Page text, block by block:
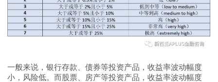
一般来说，银行存款、债券等投资产品，收益率波动幅度
小，风险低。而股票、房产等投资产品，收益率波动幅度